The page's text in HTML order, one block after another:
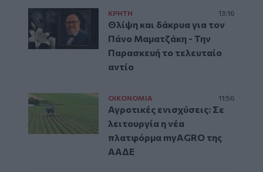
ΚΡΗΤΗ 13:16
Θλίψη και δάκρυα για τον
Πάνο Μαματζάκη - Την
Παρασκευή το τελευταίο
αντίο
ΟΙΚΟΝΟΜΙΑ 11:56
Αγροτικές ενισχύσεις: Σε
λειτουργία η νέα
πλατφόρμα myAGRO της
ΑΑΔΕ